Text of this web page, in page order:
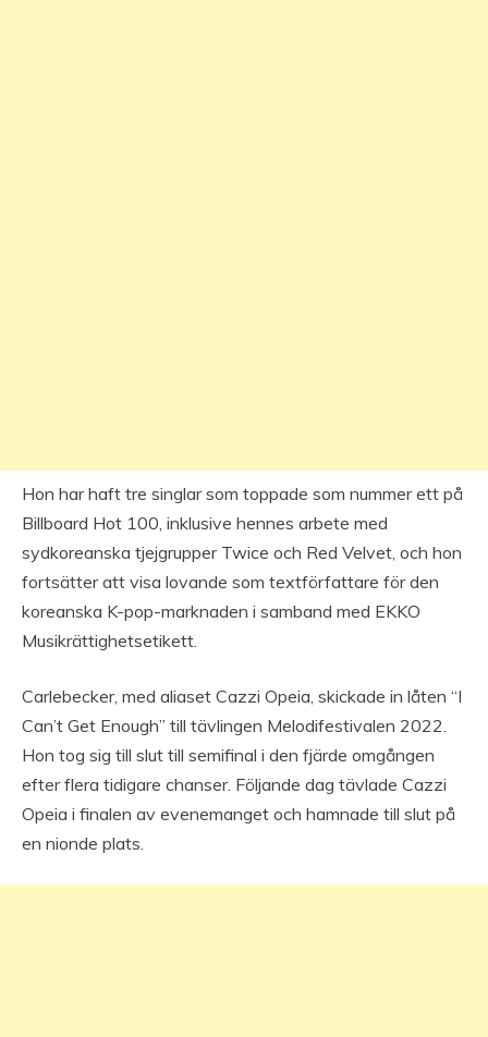
Hon har haft tre singlar som toppade som nummer ett på
Billboard Hot 100, inklusive hennes arbete med
sydkoreanska tjejgrupper Twice och Red Velvet, och hon
fortsätter att visa lovande som textförfattare för den
koreanska K-pop-marknaden i samband med EKKO
Musikrättighetsetikett.
Carlebecker, med aliaset Cazzi Opeia, skickade in låten “I
Can’t Get Enough” till tävlingen Melodifestivalen 2022.
Hon tog sig till slut till semifinal i den fjärde omgången
efter flera tidigare chanser. Följande dag tävlade Cazzi
Opeia i finalen av evenemanget och hamnade till slut på
en nionde plats.